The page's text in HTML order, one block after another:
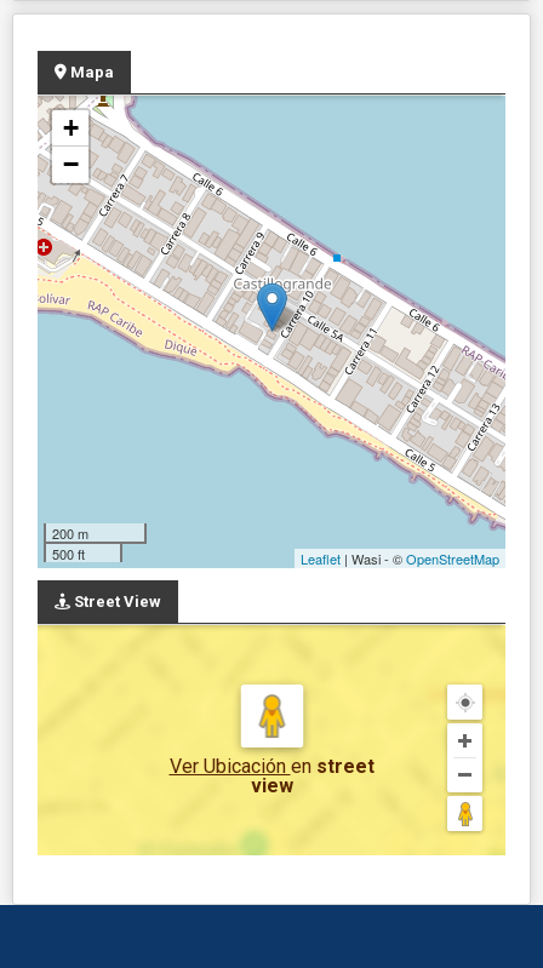
Mapa
+
−
200 m
500 ft
Leaflet | Wasi - ©OpenStreetMap
Street View
Ver Ubicación en street
view